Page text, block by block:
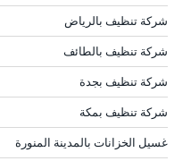
شركة تنظيف بالرياض
شركة تنظيف بالطائف
شركة تنظيف بجدة
شركة تنظيف بمكة
غسيل الخزانات بالمدينة المنورة